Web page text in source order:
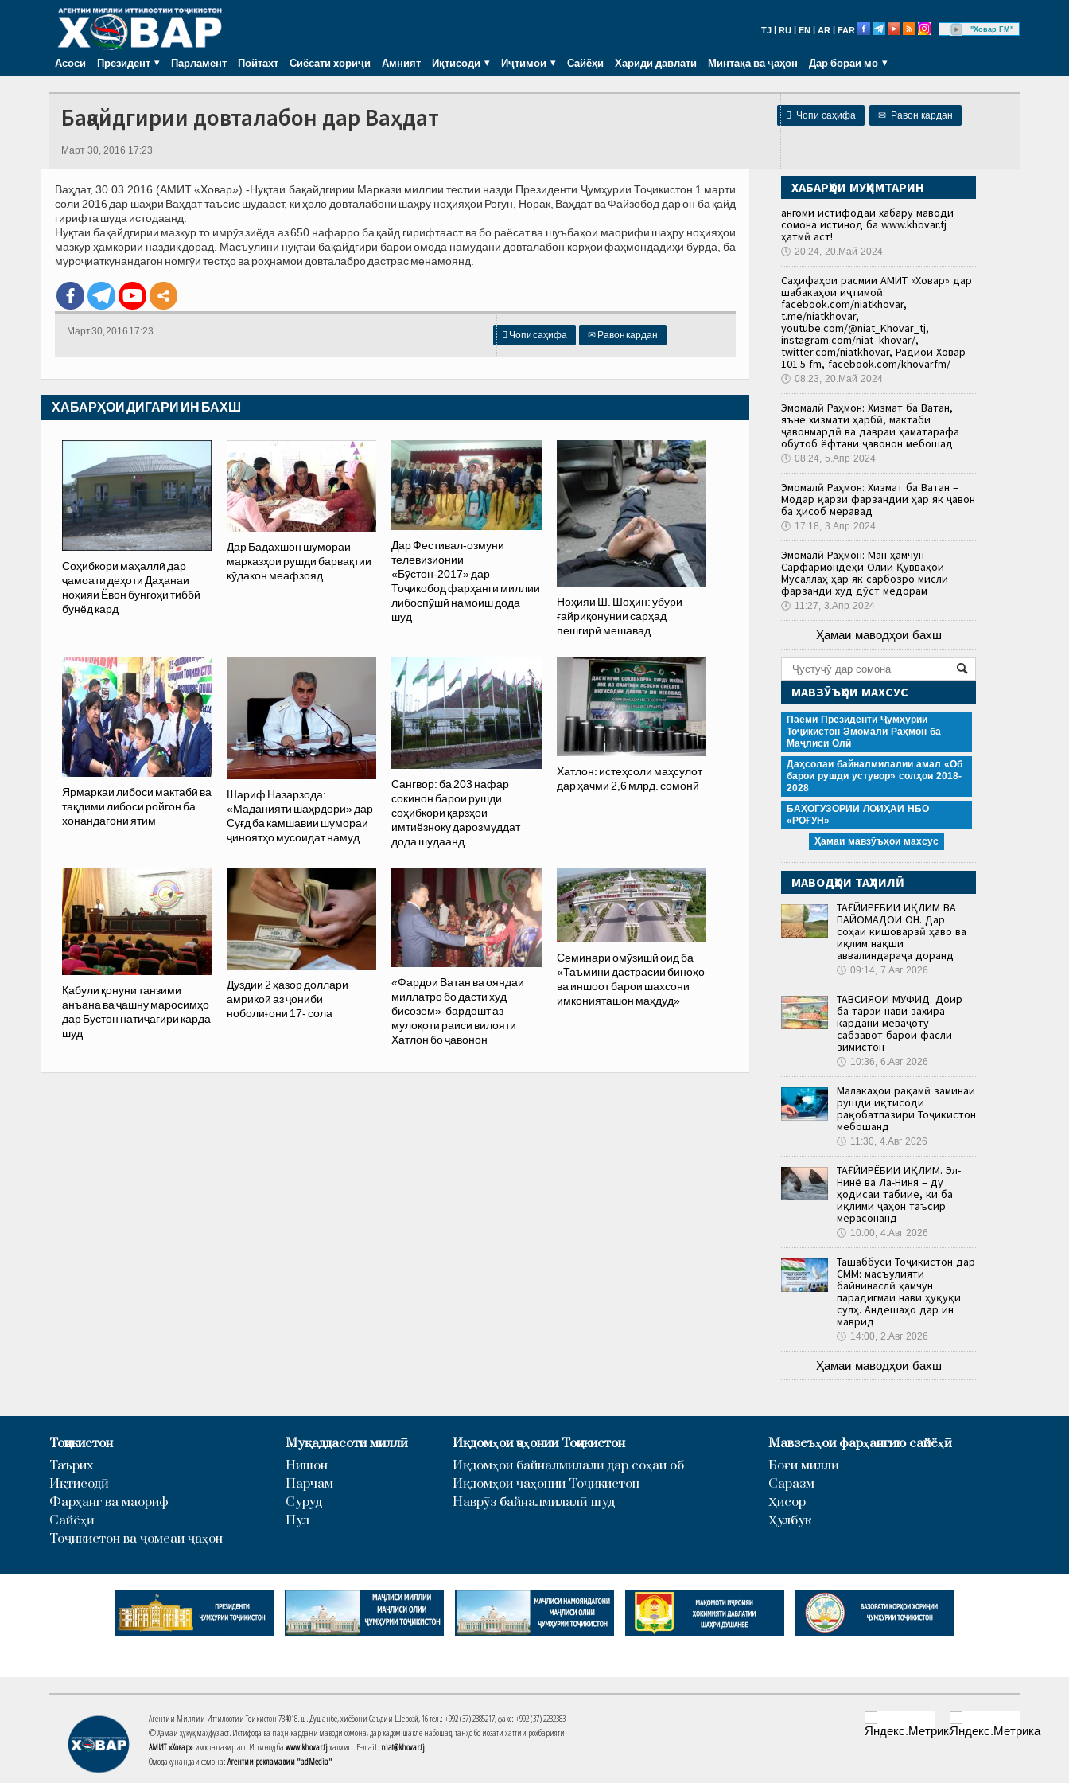
TJ RU EN AR FAR "Ховар FM"
Асосӣ Президент Парламент Пойтахт Сиёсати хориҷӣ Амният Иқтисодӣ Иҷтимоӣ Сайёҳӣ Хариди давлатӣ Минтақа ва ҷаҳон Дар бораи мо
 Чопи саҳифа ✉ Равон кардан
Бақайдгирии довталабон дар Ваҳдат
Март 30, 2016 17:23
Ваҳдат, 30.03.2016.(АМИТ «Ховар»).-Нуқтаи бақайдгирии Маркази миллии тестии назди Президенти Ҷумҳурии Тоҷикистон 1 марти
соли 2016 дар шаҳри Ваҳдат таъсис шудааст, ки ҳоло довталабони шаҳру ноҳияҳои Роғун, Норак, Ваҳдат ва Файзобод дар он ба қайд
гирифта шуда истодаанд.
Нуқтаи бақайдгирии мазкур то имрӯз зиёда аз 650 нафарро ба қайд гирифтааст ва бо раёсат ва шуъбаҳои маорифи шаҳру ноҳияҳои
мазкур ҳамкории наздик дорад. Масъулини нуқтаи бақайдгирӣ барои омода намудани довталабон корҳои фаҳмондадиҳӣ бурда, ба
муроҷиаткунандагон номгӯи тестҳо ва роҳнамои довталабро дастрас менамоянд.
 Чопи саҳифа ✉ Равон кардан
Март 30, 2016 17:23
ХАБАРҲОИ ДИГАРИ ИН БАХШ
Соҳибкори маҳаллӣ дар
ҷамоати деҳоти Даҳанаи
ноҳияи Ёвон бунгоҳи тиббӣ
бунёд кард
Дар Бадахшон шумораи
марказҳои рушди барвақтии
кӯдакон меафзояд
Дар Фестивал-озмуни
телевизионии
«Бӯстон-2017» дар
Тоҷикобод фарҳанги миллии
либоспӯшӣ намоиш дода
шуд
Ноҳияи Ш. Шоҳин: убури
ғайриқонунии сарҳад
пешгирӣ мешавад
Ярмаркаи либоси мактабӣ ва
тақдими либоси ройгон ба
хонандагони ятим
Шариф Назарзода:
«Маданияти шаҳрдорӣ» дар
Суғд ба камшавии шумораи
ҷиноятҳо мусоидат намуд
Сангвор: ба 203 нафар
сокинон барои рушди
соҳибкорӣ қарзҳои
имтиёзноку дарозмуддат
дода шудаанд
Хатлон: истеҳсоли маҳсулот
дар ҳачми 2,6 млрд. сомонӣ
Қабули қонуни танзими
анъана ва ҷашну маросимҳо
дар Бӯстон натиҷагирӣ карда
шуд
Дуздии 2 ҳазор доллари
амрикоӣ аз ҷониби
ноболиғони 17- сола
«Фардои Ватан ва ояндаи
миллатро бо дасти худ
бисозем»-бардошт аз
мулоқоти раиси вилояти
Хатлон бо ҷавонон
Семинари омӯзишӣ оид ба
«Таъмини дастрасии биноҳо
ва иншоот барои шахсони
имконияташон маҳдуд»
ХАБАРҲОИ МУҲИМТАРИН
Ҳангоми истифодаи хабару маводи
сомона истинод ба www.khovar.tj
ҳатмӣ аст!
🕔 20:24, 20.Май 2024
Саҳифаҳои расмии АМИТ «Ховар» дар
шабакаҳои иҷтимоӣ:
facebook.com/niatkhovar,
t.me/niatkhovar,
youtube.com/@niat_Khovar_tj,
instagram.com/niat_khovar/,
twitter.com/niatkhovar, Радиои Ховар
101.5 fm, facebook.com/khovarfm/
🕔 08:23, 20.Май 2024
Эмомалӣ Раҳмон: Хизмат ба Ватан,
яъне хизмати ҳарбӣ, мактаби
ҷавонмардӣ ва давраи ҳаматарафа
обутоб ёфтани ҷавонон мебошад
🕔 08:24, 5.Апр 2024
Эмомалӣ Раҳмон: Хизмат ба Ватан –
Модар қарзи фарзандии ҳар як ҷавон
ба ҳисоб меравад
🕔 17:18, 3.Апр 2024
Эмомалӣ Раҳмон: Ман ҳамчун
Сарфармондеҳи Олии Қувваҳои
Мусаллаҳ ҳар як сарбозро мисли
фарзанди худ дӯст медорам
🕔 11:27, 3.Апр 2024
Ҳамаи маводҳои бахш
МАВЗӮЪҲОИ МАХСУС
Паёми Президенти Ҷумҳурии
Тоҷикистон Эмомалӣ Раҳмон ба
Маҷлиси Олӣ
Даҳсолаи байналмилалии амал «Об
барои рушди устувор» солҳои 2018-
2028
БАҲОГУЗОРИИ ЛОИҲАИ НБО
«РОҒУН»
Ҳамаи мавзӯъҳои махсус
МАВОДҲОИ ТАҲЛИЛӢ
ТАҒЙИРЁБИИ ИҚЛИМ ВА
ПАЙОМАДҲОИ ОН. Дар
соҳаи кишоварзӣ ҳаво ва
иқлим нақши
аввалиндараҷа доранд
🕔 09:14, 7.Авг 2026
ТАВСИЯҲОИ МУФИД. Доир
ба тарзи нави захира
кардани меваҷоту
сабзавот барои фасли
зимистон
🕔 10:36, 6.Авг 2026
Малакаҳои рақамӣ заминаи
рушди иқтисоди
рақобатпазири Тоҷикистон
мебошанд
🕔 11:30, 4.Авг 2026
ТАҒЙИРЁБИИ ИҚЛИМ. Эл-
Нинё ва Ла-Ниня – ду
ҳодисаи табиие, ки ба
иқлими ҷаҳон таъсир
мерасонанд
🕔 10:00, 4.Авг 2026
Ташаббуси Тоҷикистон дар
СММ: масъулияти
байнинаслӣ ҳамчун
парадигмаи нави ҳуқуқи
сулҳ. Андешаҳо дар ин
маврид
🕔 14:00, 2.Авг 2026
Ҳамаи маводҳои бахш
Тоҷикистон
Таърих
Иқтисодӣ
Фарҳанг ва маориф
Сайёҳӣ
Тоҷикистон ва ҷомеаи ҷаҳон
Муқаддасоти миллӣ
Нишон
Парчам
Суруд
Пул
Иқдомҳои ҷаҳонии Тоҷикистон
Иқдомҳои байналмилалӣ дар соҳаи об
Иқдомҳои ҷаҳонии Тоҷикистон
Наврӯз байналмилалӣ шуд
Мавзеъҳои фарҳангию сайёҳӣ
Боғи миллӣ
Саразм
Ҳисор
Ҳулбук
Агентии Миллии Иттилоотии Тоҷикистон 734018. ш. Душанбе, хиёбони Саъдии Шерозӣ, 16 тел.: +992 (37) 2385217, факс: +992 (37) 2232383
© Ҳамаи ҳуқуқ маҳфуз аст. Истифода ва паҳн кардани маводи сомона, дар кадом шакле набошад, танҳо бо иҷозати хаттии роҳбарияти
АМИТ «Ховар» имконпазир аст. Истинод ба www.khovar.tjҳатмист. E-mail: niat@khovar.tj
Омодакунандаи сомона: Агентии рекламавии "adMedia"